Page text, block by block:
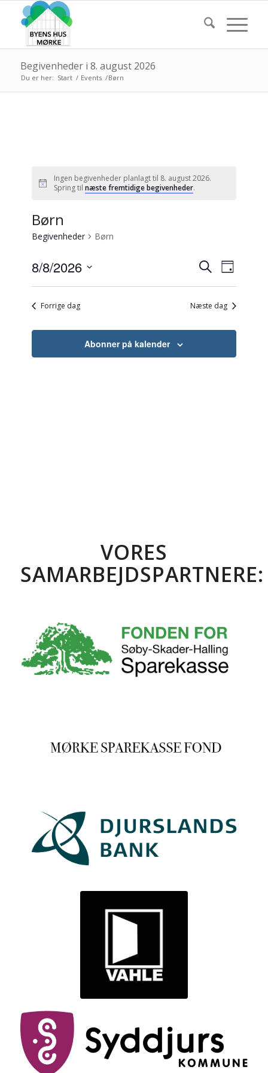
Begivenheder i 8. august 2026
Du er her: Start / Events /Børn
Notice
Ingen begivenheder planlagt til 8. august 2026.
Spring til næste fremtidige begivenheder.
Børn
Begivenheder Børn
Søgning
og
Søg
Dag
8/8/2026
Forrige dag
Næste dag
Abonner på kalender
VORES
SAMARBEJDSPARTNERE: